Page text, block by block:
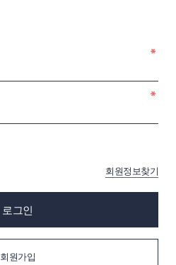
회원정보찾기
로그인
회원가입